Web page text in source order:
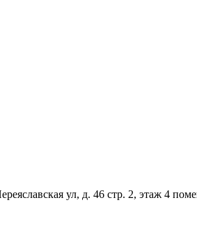
ул, д. 46 стр. 2, этаж 4